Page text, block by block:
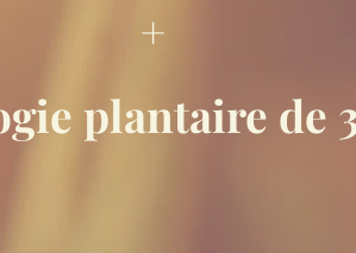
+
plantaire de